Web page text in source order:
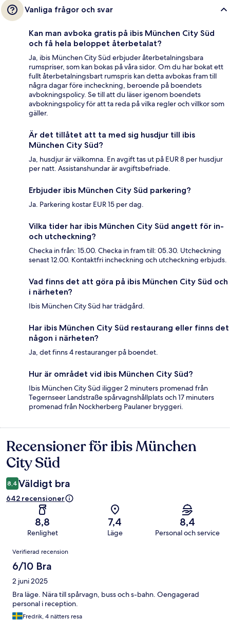
Vanliga frågor och svar
Kan man avboka gratis på ibis München City Süd
och få hela beloppet återbetalat?
Ja, ibis München City Süd erbjuder återbetalningsbara
rumspriser, som kan bokas på våra sidor. Om du har bokat ett
fullt återbetalningsbart rumspris kan detta avbokas fram till
några dagar före incheckning, beroende på boendets
avbokningspolicy. Se till att du läser igenom boendets
avbokningspolicy för att ta reda på vilka regler och villkor som
gäller.
Är det tillåtet att ta med sig husdjur till ibis
München City Süd?
Ja, husdjur är välkomna. En avgift tas ut på EUR 8 per husdjur
per natt. Assistanshundar är avgiftsbefriade.
Erbjuder ibis München City Süd parkering?
Ja. Parkering kostar EUR 15 per dag.
Vilka tider har ibis München City Süd angett för in-
och utcheckning?
Checka in från: 15.00. Checka in fram till: 05.30. Utcheckning
senast 12.00. Kontaktfri incheckning och utcheckning erbjuds.
Vad finns det att göra på ibis München City Süd och
i närheten?
Ibis München City Süd har trädgård.
Har ibis München City Süd restaurang eller finns det
någon i närheten?
Ja, det finns 4 restauranger på boendet.
Hur är området vid ibis München City Süd?
Ibis München City Süd iligger 2 minuters promenad från
Tegernseer Landstraße spårvagnshållplats och 17 minuters
promenad från Nockherberg Paulaner bryggeri.
Recensioner
Recensioner för ibis München
City Süd
8,4 Väldigt bra
642 recensioner
8,8
Renlighet
7,4
Läge
8,4
Personal och service
Recensioner
Verifierad recension
6/10 Bra
2 juni 2025
Bra läge. Nära till spårvagn, buss och s-bahn. Oengagerad
personal i reception.
Fredrik, 4 nätters resa